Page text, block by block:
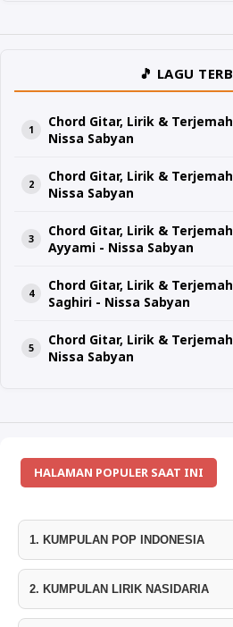
🎵 LAGU
Chord Gitar, Lirik &
Nissa Sabyan
Chord Gitar, Lirik &
Nissa Sabyan
Chord Gitar, Lirik &
Ayyami - Nissa Sabyan
Chord Gitar, Lirik &
Saghiri - Nissa Sabyan
Chord Gitar, Lirik &
Nissa Sabyan
HALAMAN POPULER SAAT INI
1. KUMPULAN POP INDONESIA
2. KUMPULAN LIRIK NASIDARIA